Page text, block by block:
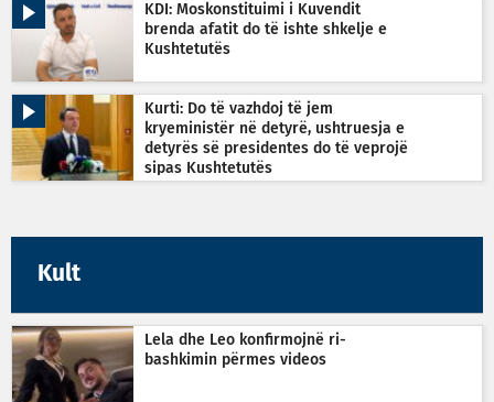
KDI: Moskonstituimi i Kuvendit
brenda afatit do të ishte shkelje e
Kushtetutës
Kurti: Do të vazhdoj të jem
kryeministër në detyrë, ushtruesja e
detyrës së presidentes do të veprojë
sipas Kushtetutës
Kult
Lela dhe Leo konfirmojnë ri-
bashkimin përmes videos